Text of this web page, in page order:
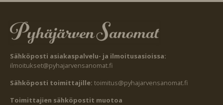
Sähköposti asiakaspalvelu- ja ilmoitusasioissa:
ilmoitukset@pyhajarvensanomat.fi
Sähköposti toimittajille: toimitus@pyhajarvensanomat.fi
Toimittajien sähköpostit muotoa